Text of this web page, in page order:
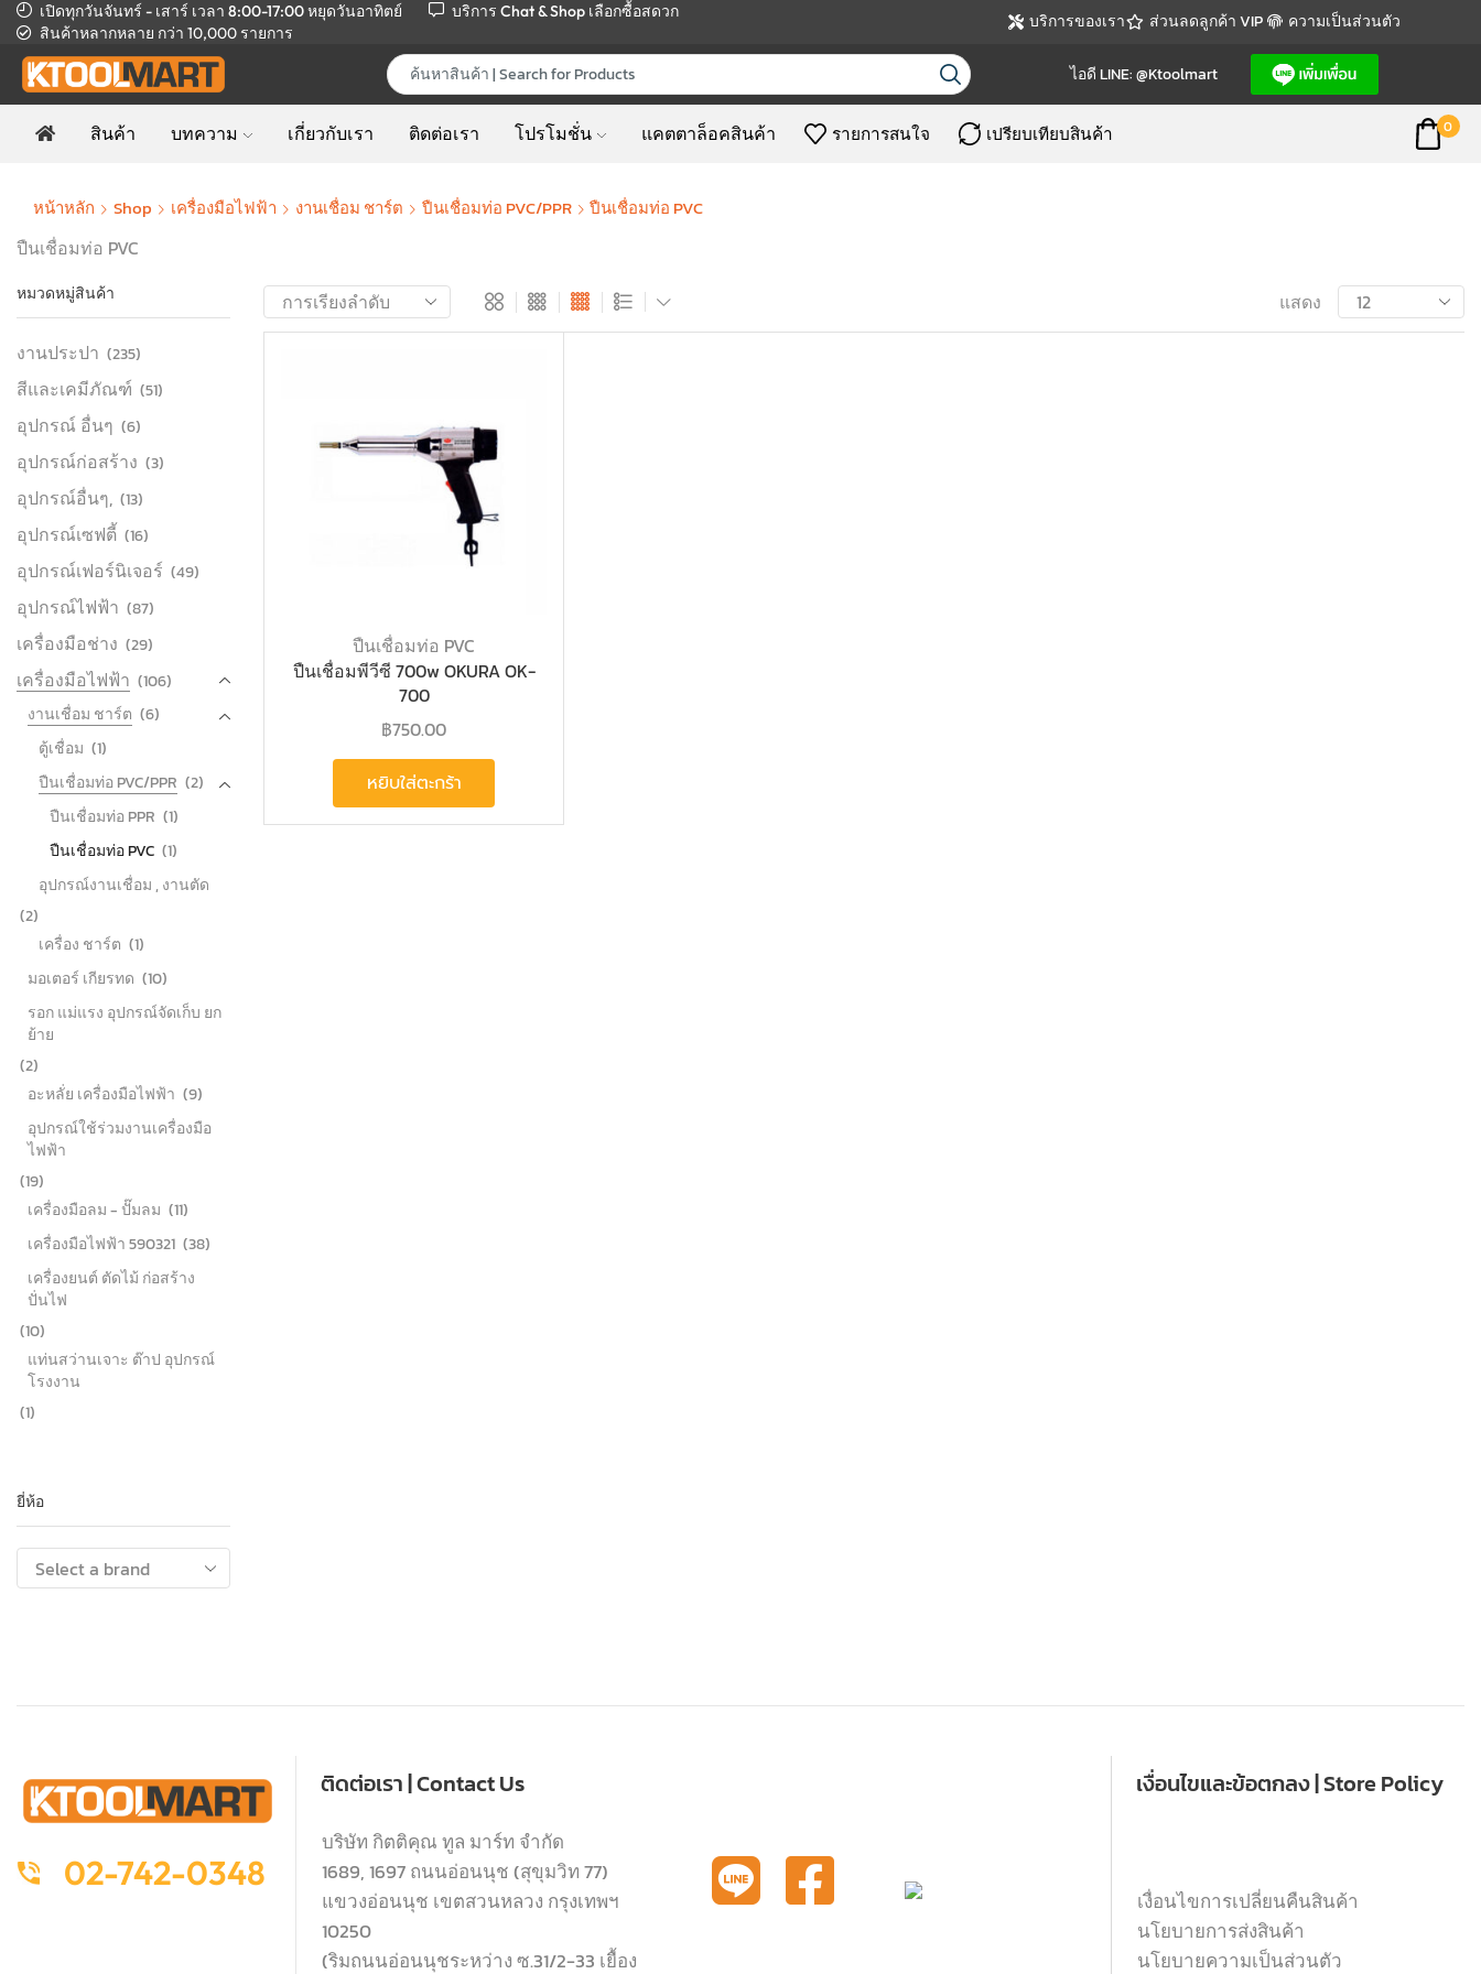
เปิดทุกวันจันทร์ - เสาร์ เวลา 8:00-17:00หยุดวันอาทิตย์ บริการ Chat & Shop เลือกซื้อสดวก
สินค้าหลากหลาย กว่า 10,000 รายการ บริการของเรา ส่วนลดลูกค้า VIP ความเป็นส่วนตัว
ไอดี LINE: @ktoolmart
สินค้า บทความ เกี่ยวกับเรา ติดต่อเรา โปรโมชั่น แคตตาล็อคสินค้า รายการสนใจ เปรียบเทียบสินค้า 0
หน้าหลัก Shop เครื่องมือไฟฟ้า งานเชื่อม ชาร์ต ปืนเชื่อมท่อ PVC/PPR ปืนเชื่อมท่อ PVC
ปืนเชื่อมท่อ PVC
แสดง
ปืนเชื่อมท่อ PVC
ปืนเชื่อมพีวีซี 700w OKURA OK-
700
฿750.00
หยิบใส่ตะกร้า
หมวดหมู่สินค้า
งานประปา (235)
สีและเคมีภัณฑ์ (51)
อุปกรณ์ อื่นๆ (6)
อุปกรณ์ก่อสร้าง (3)
อุปกรณ์อื่นๆ, (13)
อุปกรณ์เซฟตี้ (16)
อุปกรณ์เฟอร์นิเจอร์ (49)
อุปกรณ์ไฟฟ้า (87)
เครื่องมือช่าง (29)
เครื่องมือไฟฟ้า (106)
งานเชื่อม ชาร์ต (6)
ตู้เชื่อม (1)
ปืนเชื่อมท่อ PVC/PPR (2)
ปืนเชื่อมท่อ PPR (1)
ปืนเชื่อมท่อ PVC (1)
อุปกรณ์งานเชื่อม , งานตัด
(2)
เครื่อง ชาร์ต (1)
มอเตอร์ เกียรทด (10)
รอก แม่แรง อุปกรณ์จัดเก็บ ยก
ย้าย
(2)
อะหลั่ย เครื่องมือไฟฟ้า (9)
อุปกรณ์ใช้ร่วมงานเครื่องมือ
ไฟฟ้า
(19)
เครื่องมือลม - ปั๊มลม (11)
เครื่องมือไฟฟ้า 590321 (38)
เครื่องยนต์ ตัดไม้ ก่อสร้าง
ปั่นไฟ
(10)
แท่นสว่านเจาะ ต๊าป อุปกรณ์
โรงงาน
(1)
ยี่ห้อ
02-742-0348
ติดต่อเรา | Contact Us
บริษัท กิตติคุณ ทูล มาร์ท จำกัด
1689, 1697 ถนนอ่อนนุช (สุขุมวิท 77)
แขวงอ่อนนุช เขตสวนหลวง กรุงเทพฯ
10250
(ริมถนนอ่อนนุชระหว่าง ซ.31/2-33 เยื้อง
เงื่อนไขและข้อตกลง | Store Policy
เงื่อนไขการเปลี่ยนคืนสินค้า
นโยบายการส่งสินค้า
นโยบายความเป็นส่วนตัว